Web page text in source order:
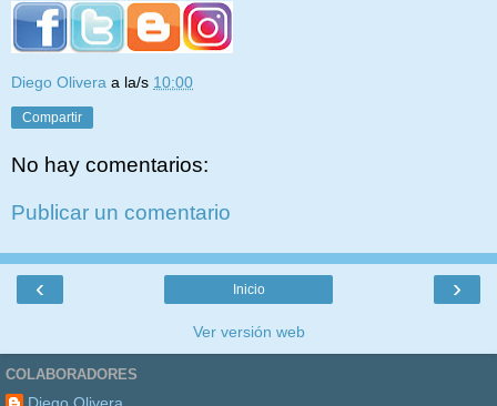
Diego Olivera a la/s 10:00
Compartir
No hay comentarios:
Publicar un comentario
‹ ›
Inicio
Ver versión web
COLABORADORES